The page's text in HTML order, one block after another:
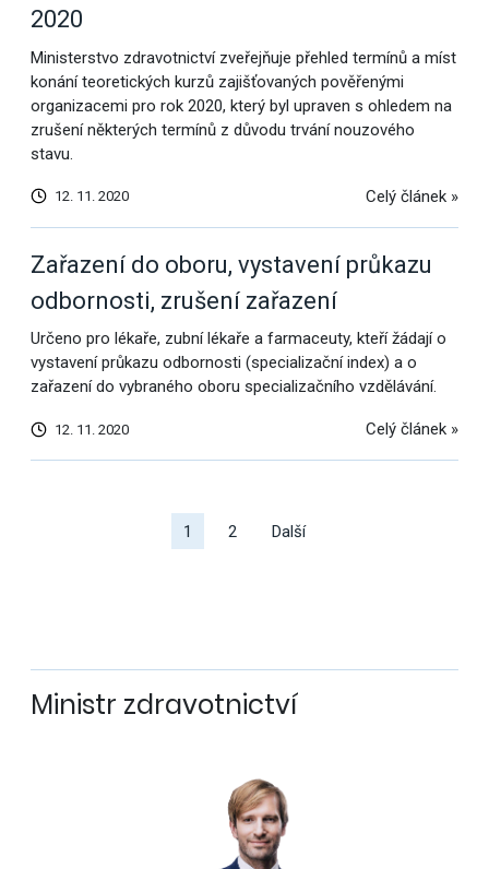
2020
Ministerstvo zdravotnictví zveřejňuje přehled termínů a míst
konání teoretických kurzů zajišťovaných pověřenými
organizacemi pro rok 2020, který byl upraven s ohledem na
zrušení některých termínů z důvodu trvání nouzového
stavu.
12. 11. 2020 Celý článek »
Zařazení do oboru, vystavení průkazu
odbornosti, zrušení zařazení
Určeno pro lékaře, zubní lékaře a farmaceuty, kteří žádají o
vystavení průkazu odbornosti (specializační index) a o
zařazení do vybraného oboru specializačního vzdělávání.
12. 11. 2020 Celý článek »
1 2 Další
Ministr zdravotnictví